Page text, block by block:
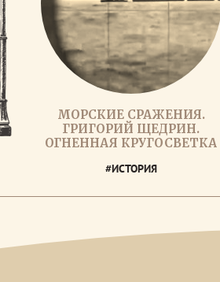
МОРСКИЕ СРАЖЕНИЯ.
ГРИГОРИЙ ЩЕДРИН.
ОГНЕННАЯ КРУГОСВЕТКА
#ИСТОРИЯ